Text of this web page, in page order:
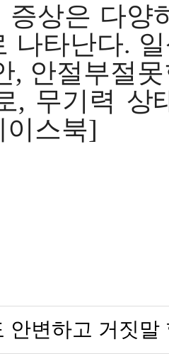
상은 다양
나타난다.
, 안절부절
, 무기력
이스북]
안변하고 거짓말